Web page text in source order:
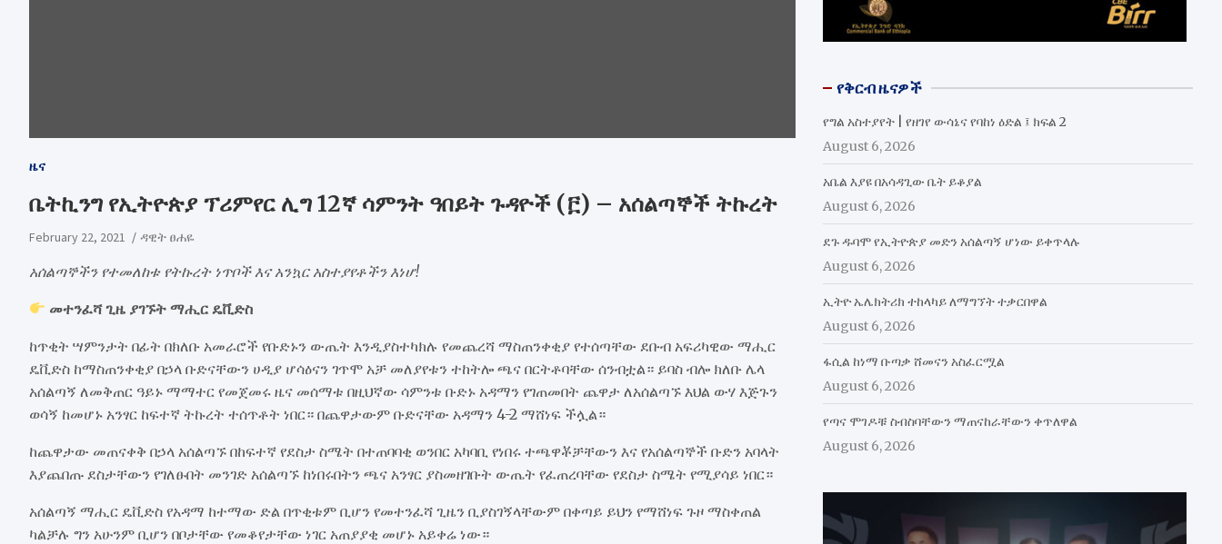
ዜና
ቤትኪንግ የኢትዮጵያ ፕሪምየር ሊግ 12ኛ ሳምንት ዓበይት ጉዳዮች (፫) – አሰልጣኞች ትኩረት
February 22, 2021 ዳዊት ፀሐዬ
አሰልጣኞችን የተመለከቱ የትኩረት ነጥቦች እና አንኳር አስተያየቶችን እነሆ!
መተንፈሻ ጊዜ ያገኙት ማሒር ዴቪድስ
ከጥቂት ሣምንታት በፊት በክለቡ አመራሮች የቡድኑን ውጤት እንዲያስተካክሉ የመጨረሻ ማስጠንቀቂያ የተሰጣቸው ደቡብ አፍሪካዊው ማሒር
ዴቪድስ ከማስጠንቀቂያ በኃላ ቡድናቸውን ሀዲያ ሆሳዕናን ገጥሞ አቻ መለያየቱን ተከትሎ ጫና በርትቶባቸው ሰንብቷል። ይባስ ብሎ ክለቡ ሌላ
አሰልጣኝ ለመቅጠር ዓይኑ ማማተር የመጀመሩ ዜና መሰማቱ በዚህኛው ሳምንቱ ቡድኑ አዳማን የገጠመበት ጨዋታ ለአሰልጣኙ እህል ውሃ እጅጉን
ወሳኝ ከመሆኑ አንፃር ከፍተኛ ትኩረት ተሰጥቶት ነበር። በጨዋታውም ቡድናቸው አዳማን 4-2 ማሸነፍ ችሏል።
ከጨዋታው መጠናቀቅ በኃላ አሰልጣኙ በከፍተኛ የደስታ ስሜት በተጠባባቂ ወንበር አካባቢ የነበሩ ተጫዋቾቻቸውን እና የአሰልጣኞች ቡድን አባላት
እያጨበጡ ደስታቸውን የገለፁበት መንገድ አሰልጣኙ ከነበሩበትን ጫና አንፃር ያስመዘገቡት ውጤት የፈጠረባቸው የደስታ ስሜት የሚያሳይ ነበር።
አሰልጣኝ ማሒር ዴቪድስ የአዳማ ከተማው ድል በጥቂቱም ቢሆን የመተንፈሻ ጊዜን ቢያስገኝላቸውም በቀጣይ ይህን የማሸነፍ ጉዞ ማስቀጠል
ካልቻሉ ግን አሁንም ቢሆን በቦታቸው የመቆየታቸው ነገር አጠያያቂ መሆኑ አይቀሬ ነው።
የቅርብ ዜናዎች
የግል አስተያየት | የዘገየ ውሳኔና የባከነ ዕድል ፤ ክፍል 2
August 6, 2026
አቤል እያዩ በአሳዳጊው ቤት ይቆያል
August 6, 2026
ደጉ ዱባሞ የኢትዮጵያ መድን አሰልጣኝ ሆነው ይቀጥላሉ
August 6, 2026
ኢትዮ ኤሌክትሪክ ተከላካይ ለማግኘት ተቃርበዋል
August 6, 2026
ፋሲል ከነማ ቡጣቃ ሸመናን አስፈርሟል
August 6, 2026
የጣና ሞገዶቹ ስብስባቸውን ማጠናከራቸውን ቀጥለዋል
August 6, 2026